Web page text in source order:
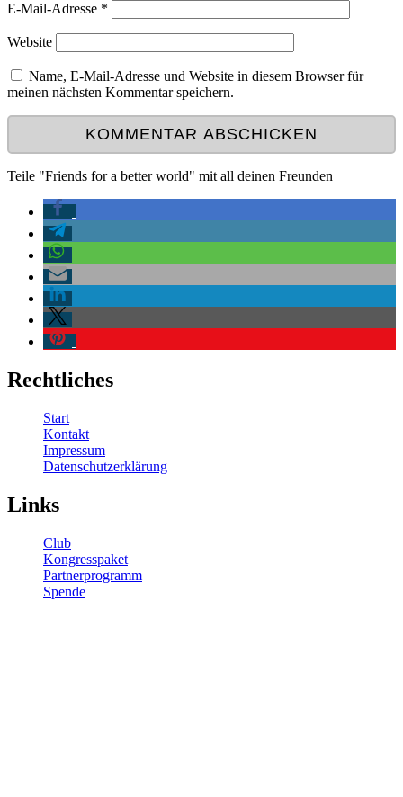
E-Mail-Adresse *
Website
Name, E-Mail-Adresse und Website in diesem Browser für
meinen nächsten Kommentar speichern.
Teile "Friends for a better world" mit all deinen Freunden
Rechtliches
Start
Kontakt
Impressum
Datenschutzerklärung
Links
Club
Kongresspaket
Partnerprogramm
Spende